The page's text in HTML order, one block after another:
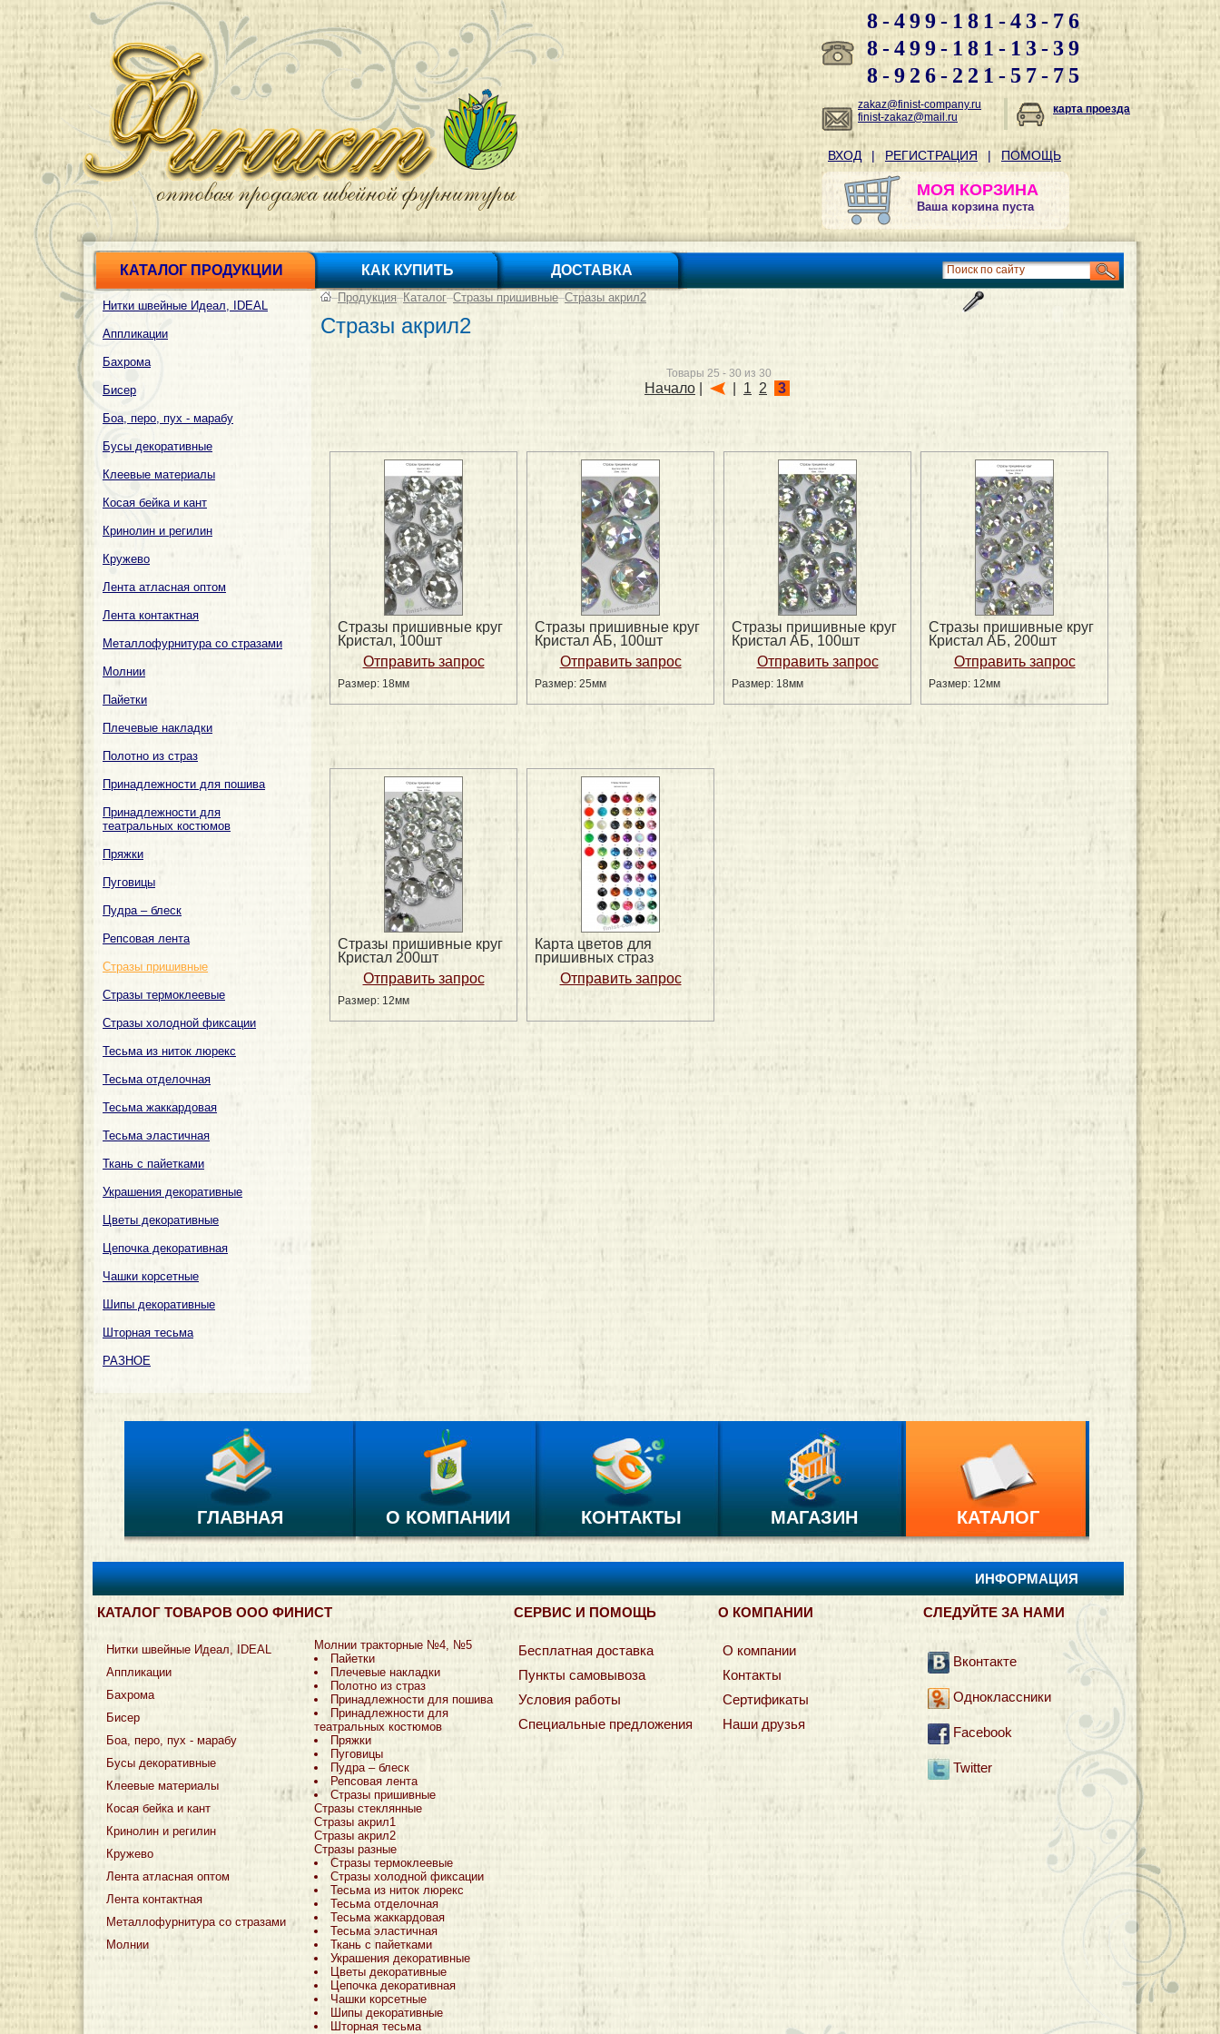
8-499-181-43-76
8-499-181-13-39
8-926-221-57-75
zakaz@finist-company.ru
finist-zakaz@mail.ru
карта проезда
ВХОД | РЕГИСТРАЦИЯ | ПОМОЩЬ
МОЯ КОРЗИНА
Ваша корзина пуста
КАТАЛОГ ПРОДУКЦИИ КАК КУПИТЬ ДОСТАВКА
Нитки швейные Идеал, IDEAL
Аппликации
Бахрома
Бисер
Боа, перо, пух - марабу
Бусы декоративные
Клеевые материалы
Косая бейка и кант
Кринолин и регилин
Кружево
Лента атласная оптом
Лента контактная
Металлофурнитура со стразами
Молнии
Пайетки
Плечевые накладки
Полотно из страз
Принадлежности для пошива
Принадлежности для
театральных костюмов
Пряжки
Пуговицы
Пудра – блеск
Репсовая лента
Стразы пришивные
Стразы термоклеевые
Стразы холодной фиксации
Тесьма из ниток люрекс
Тесьма отделочная
Тесьма жаккардовая
Тесьма эластичная
Ткань с пайетками
Украшения декоративные
Цветы декоративные
Цепочка декоративная
Чашки корсетные
Шипы декоративные
Шторная тесьма
РАЗНОЕ
–Продукция–Каталог–Стразы пришивные–Стразы акрил2
Стразы акрил2
Товары 25 - 30 из 30
Начало | 1 2 3
Стразы пришивные круг
Кристал, 100шт
Размер: 18мм
Стразы пришивные круг
Кристал АБ, 100шт
Размер: 25мм
Стразы пришивные круг
Кристал АБ, 100шт
Размер: 18мм
Стразы пришивные круг
Кристал АБ, 200шт
Размер: 12мм
Стразы пришивные круг
Кристал 200шт
Размер: 12мм
Карта цветов для
пришивных страз
ГЛАВНАЯ О КОМПАНИИ КОНТАКТЫ МАГАЗИН КАТАЛОГ
ИНФОРМАЦИЯ
КАТАЛОГ ТОВАРОВ ООО ФИНИСТ СЕРВИС И ПОМОЩЬ О КОМПАНИИ СЛЕДУЙТЕ ЗА НАМИ
Нитки швейные Идеал, IDEAL
Аппликации
Бахрома
Бисер
Боа, перо, пух - марабу
Бусы декоративные
Клеевые материалы
Косая бейка и кант
Кринолин и регилин
Кружево
Лента атласная оптом
Лента контактная
Металлофурнитура со стразами
Молнии
Молнии тракторные №4, №5
Пайетки
Плечевые накладки
Полотно из страз
Принадлежности для пошива
Принадлежности для
театральных костюмов
Пряжки
Пуговицы
Пудра – блеск
Репсовая лента
Стразы пришивные
Стразы стеклянные
Стразы акрил1
Стразы акрил2
Стразы разные
Стразы термоклеевые
Стразы холодной фиксации
Тесьма из ниток люрекс
Тесьма отделочная
Тесьма жаккардовая
Тесьма эластичная
Ткань с пайетками
Украшения декоративные
Цветы декоративные
Цепочка декоративная
Чашки корсетные
Шипы декоративные
Шторная тесьма
Бесплатная доставка
Пункты самовывоза
Условия работы
Специальные предложения
О компании
Контакты
Сертификаты
Наши друзья
Вконтакте
Одноклассники
Facebook
Twitter